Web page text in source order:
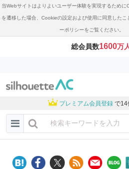
当Webサイトはよりよいユーザー体験を実現するため
を遷移した場合、Cookieの設定および使用に同意した
ーポリシーをご覧ください。
総会員数1600万
プレミアム会員登録 で14